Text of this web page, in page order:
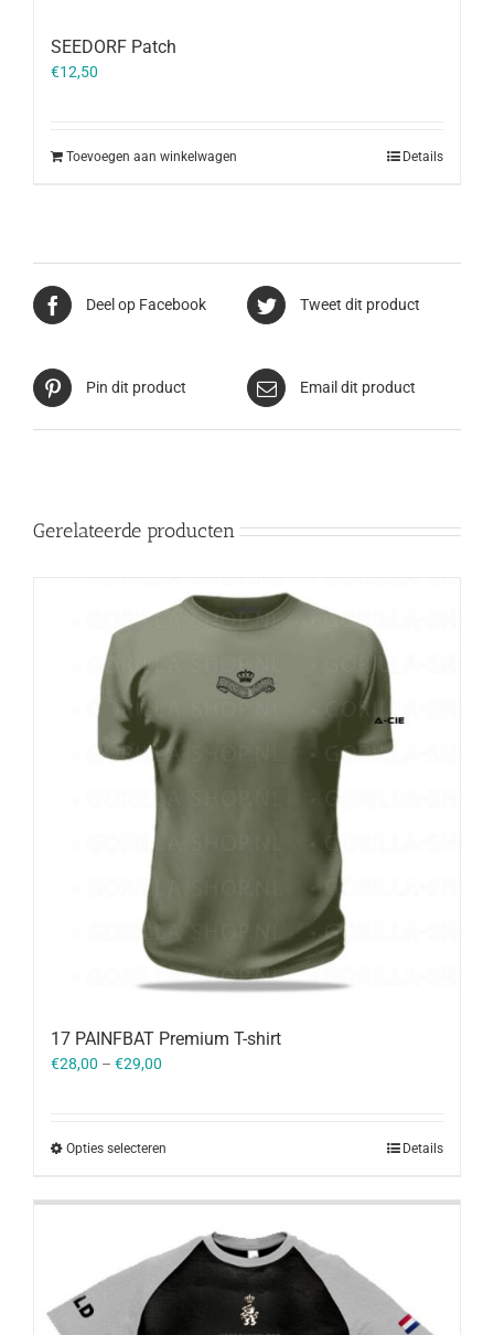
SEEDORF Patch
€12,50
Toevoegen aan winkelwagen Details
Deel op Facebook Tweet dit product
Pin dit product Email dit product
Gerelateerde producten
17 PAINFBAT Premium T-shirt
€28,00 – €29,00
Opties selecteren Details